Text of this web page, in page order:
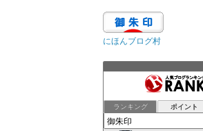
にほんブログ村
ランキング ポイント